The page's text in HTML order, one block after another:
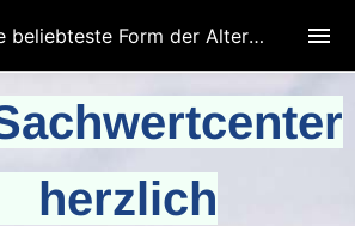
herzlich
Immobilien sind die beliebteste Form der Altersvorsorge.